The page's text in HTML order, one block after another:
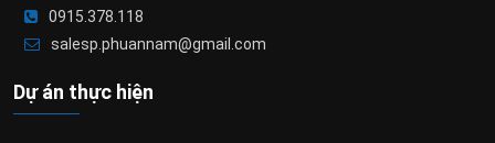
0915.378.118
salesp.phuannam@gmail.com
Dự án thực hiện